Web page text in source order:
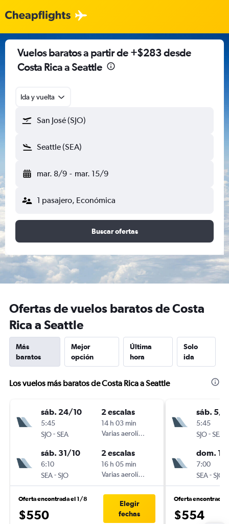
Vuelos baratos a partir de +$283 desde
Costa Rica a Seattle
Ida y vuelta
San José (SJO)
Seattle (SEA)
mar. 8/9 - mar. 15/9
1 pasajero, Económica
Buscar ofertas
Ofertas de vuelos baratos de Costa
Rica a Seattle
Más
baratos
Mejor
opción
Última
hora
Solo
ida
Los vuelos más baratos de Costa Rica a Seattle
sáb. 24/10
5:45
SJO-SEA
2 escalas
14 h 03 min
Varias aerolíneas
sáb. 31/10
6:10
SEA-SJO
2 escalas
16 h 05 min
Varias aerolíneas
Oferta encontrada el 1/8
$550
Elegir
fechas
sáb. 5/9
5:45
SJO-SEA
dom.
7:00
SEA-SJO
Oferta encontrada
$554